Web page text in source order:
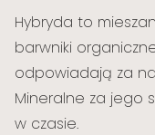
Hybryda to
barwniki
odpowiadają za
Mineralne za jego
w czasie.